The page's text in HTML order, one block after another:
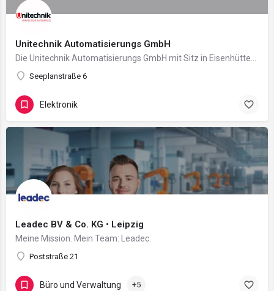
Unitechnik Automatisierungs GmbH
Seeplanstraße 6
Elektronik
Leadec BV & Co. KG • Leipzig
Meine Mission. Mein Team: Leadec.
Poststraße 21
Büro und Verwaltung +5